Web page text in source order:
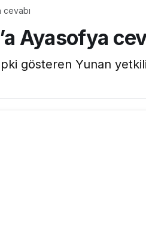
cevabı
Ayasofya
gösteren Yunan